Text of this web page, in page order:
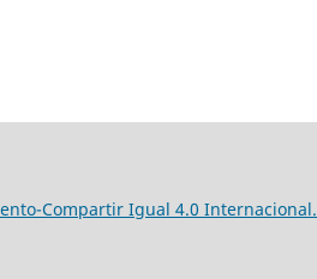
Compartir Igual 4.0 Internacional.